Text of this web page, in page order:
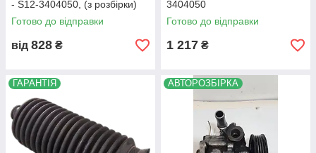
- S12-3404050, (з розбірки)
Готово до відправки
від 828 ₴
3404050
Готово до відправки
1 217 ₴
ГАРАНТІЯ АВТОРОЗБІРКА